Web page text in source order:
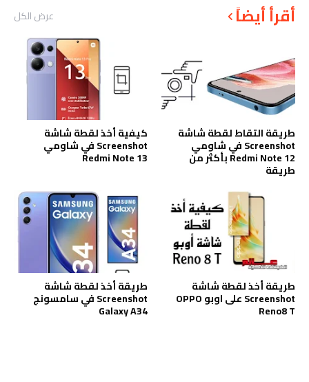
أقرأ أيضاً عرض الكل
طريقة التقاط لقطة شاشة
Screenshot في شاومي
Redmi Note 12 بأكثر من
طريقة
كيفية أخذ لقطة شاشة
Screenshot في شاومي
Redmi Note 13
طريقة أخذ لقطة شاشة
Screenshot على اوبو OPPO
Reno8 T
طريقة أخذ لقطة شاشة
Screenshot في سامسونج
Galaxy A34